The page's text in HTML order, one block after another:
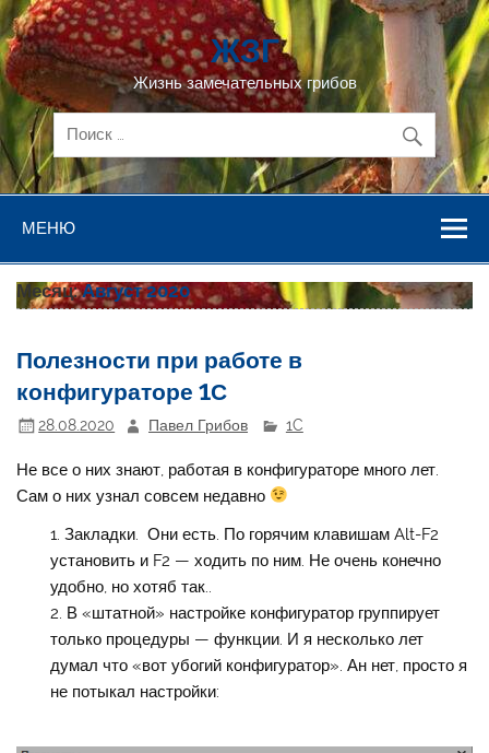
Перейти
к
содержимому
ЖЗГ
Жизнь замечательных грибов
МЕНЮ
Месяц:Август 2020
Полезности при работе в
конфигураторе 1С
28.08.2020 Павел Грибов 1C
Не все о них знают, работая в конфигураторе много лет.
Сам о них узнал совсем недавно
Закладки. Они есть. По горячим клавишам Alt-F2
установить и F2 — ходить по ним. Не очень конечно
удобно, но хотяб так..
В «штатной» настройке конфигуратор группирует
только процедуры — функции. И я несколько лет
думал что «вот убогий конфигуратор». Ан нет, просто я
не потыкал настройки: